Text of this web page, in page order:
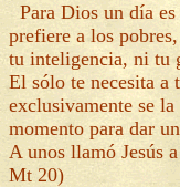
Para Dios un día
prefiere a los
tu inteligencia, ni tu
El sólo te necesita a
exclusivamente se la
momento para dar
A unos llamó Jesús
Mt 20)